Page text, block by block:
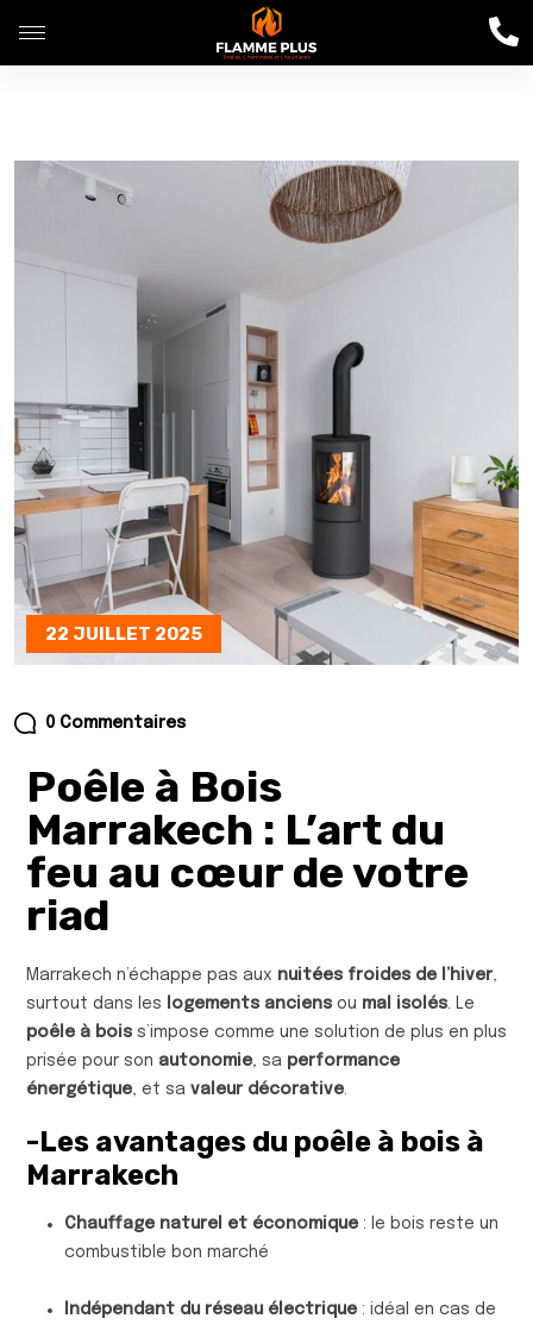
22 JUILLET 2025
0 Commentaires
Poêle à Bois
Marrakech : L’art du
feu au cœur de votre
riad
Marrakech n’échappe pas aux nuitées froides de l’hiver,
surtout dans les
logements anciens ou mal isolés. Le
poêle à bois s’impose comme une solution de plus en plus
prisée pour son autonomie, sa performance
énergétique, et sa valeur décorative.
-Les avantages du poêle à bois à
Marrakech
Chauffage naturel et économique : le bois reste un
combustible bon marché
Indépendant du réseau électrique : idéal en cas de